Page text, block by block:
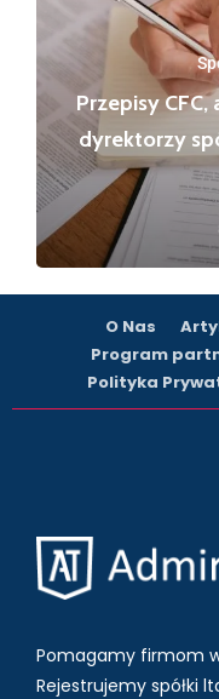
Przepisy
dyrektorzy
O Nas
Program
Polityka
Pomagamy firmom
Rejestrujemy spółki